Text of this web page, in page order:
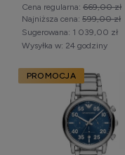
Cena regularna: 669,00 zł
Najniższa cena: 599,00 zł
Wysyłka w: 24 godziny
Sugerowana: 1 039,00 zł
PROMOCJA